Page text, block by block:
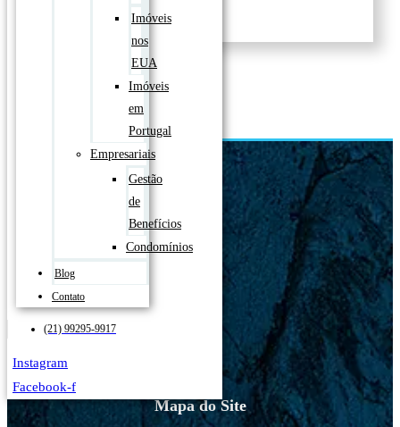
Imóveis
nos
EUA
Imóveis
em
Portugal
Empresariais
Gestão
de
Benefícios
Condomínios
Blog
Contato
(21) 99295-9917
Instagram
Facebook-f
Mapa do Site